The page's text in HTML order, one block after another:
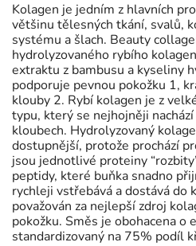
Kolagen je jedním z hlavních
většinu tělesných tkání, svalů,
systému a šlach. Beauty
hydrolyzovaného rybího
extraktu z bambusu a kyseliny
podporuje pevnou pokožku 1,
klouby 2. Rybí kolagen je z
typu, který se nejhojněji
kloubech. Hydrolyzovaný
dostupnější, protože prochází
jsou jednotlivé proteiny
peptidy, které buňka snadno
rychleji vstřebává a dostává do
považován za nejlepší zdroj
pokožku. Směs je obohacena o
standardizovaný na 75% podíl